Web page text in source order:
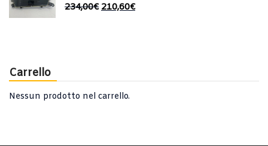
234,00€ 210,60€
Carrello
Nessun prodotto nel carrello.